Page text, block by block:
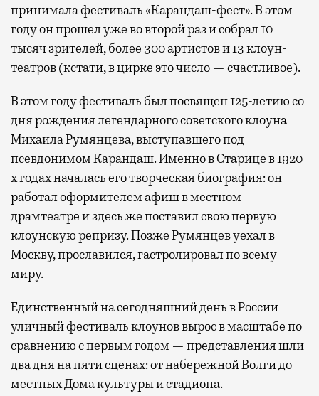
принимала фестиваль «Карандаш-фест». В этом
году он прошел уже во второй раз и собрал 10
тысяч зрителей, более 300 артистов и 13 клоун-
театров (кстати, в цирке это число — счастливое).
В этом году фестиваль был посвящен 125-летию со
дня рождения легендарного советского клоуна
Михаила Румянцева, выступавшего под
псевдонимом Карандаш. Именно в Старице в 1920-
х годах началась его творческая биография: он
работал оформителем афиш в местном
драмтеатре и здесь же поставил свою первую
клоунскую репризу. Позже Румянцев уехал в
Москву, прославился, гастролировал по всему
миру.
Единственный на сегодняшний день в России
уличный фестиваль клоунов вырос в масштабе по
сравнению с первым годом — представления шли
два дня на пяти сценах: от набережной Волги до
местных Дома культуры и стадиона.